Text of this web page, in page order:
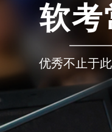
软考
优秀不止于